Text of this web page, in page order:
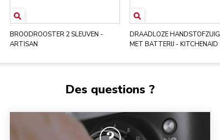
BROODROOSTER 2 SLEUVEN -
ARTISAN
DRAADLOZE
MET BATTERIJ - KITCHENAID
Des questions ?